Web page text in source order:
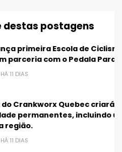
destas postagens
primeira Escola de
parceria com o Pedala
HÁ 11 DIAS
Crankworx Quebec criará
permanentes, incluindo
região.
HÁ 11 DIAS